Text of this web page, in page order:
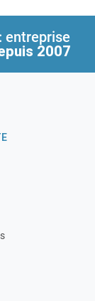
: entreprise
2007